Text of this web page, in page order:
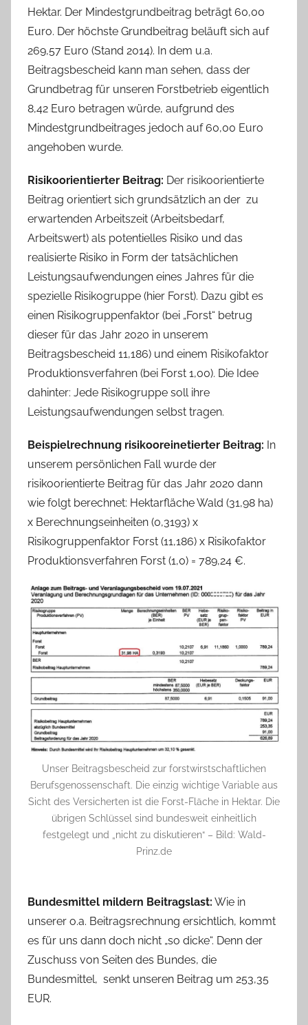
Hektar. Der Mindestgrundbeitrag beträgt 60,00
Euro. Der höchste Grundbeitrag beläuft sich auf
269,57 Euro (Stand 2014). In dem u.a.
Beitragsbescheid kann man sehen, dass der
Grundbetrag für unseren Forstbetrieb eigentlich
8,42 Euro betragen würde, aufgrund des
Mindestgrundbeitrages jedoch auf 60,00 Euro
angehoben wurde.
Risikoorientierter Beitrag: Der risikoorientierte
Beitrag orientiert sich grundsätzlich an der zu
erwartenden Arbeitszeit (Arbeitsbedarf,
Arbeitswert) als potentielles Risiko und das
realisierte Risiko in Form der tatsächlichen
Leistungsaufwendungen eines Jahres für die
spezielle Risikogruppe (hier Forst). Dazu gibt es
einen Risikogruppenfaktor (bei „Forst“ betrug
dieser für das Jahr 2020 in unserem
Beitragsbescheid 11,186) und einem Risikofaktor
Produktionsverfahren (bei Forst 1,00). Die Idee
dahinter: Jede Risikogruppe soll ihre
Leistungsaufwendungen selbst tragen.
Beispielrechnung risikooreinetierter Beitrag: In
unserem persönlichen Fall wurde der
risikoorientierte Beitrag für das Jahr 2020 dann
wie folgt berechnet: Hektarfläche Wald (31,98 ha)
x Berechnungseinheiten (0,3193) x
Risikogruppenfaktor Forst (11,186) x Risikofaktor
Produktionsverfahren Forst (1,0) = 789,24 €.
Unser Beitragsbescheid zur forstwirstschaftlichen
Berufsgenossenschaft. Die einzig wichtige Variable aus
Sicht des Versicherten ist die Forst-Fläche in Hektar. Die
übrigen Schlüssel sind bundesweit einheitlich
festgelegt und „nicht zu diskutieren“ – Bild: Wald-
Prinz.de
Bundesmittel mildern Beitragslast: Wie in
unserer o.a. Beitragsrechnung ersichtlich, kommt
es für uns dann doch nicht „so dicke“. Denn der
Zuschuss von Seiten des Bundes, die
Bundesmittel, senkt unseren Beitrag um 253,35
EUR.